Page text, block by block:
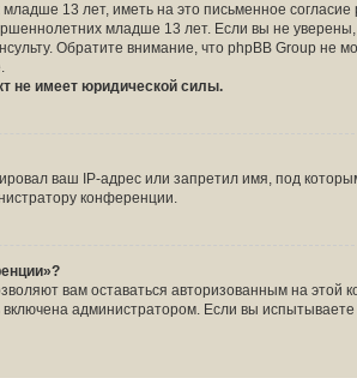
13 лет, иметь на это письменное
младше 13 лет. Если вы не
Обратите внимание, что phpBB Group не
не имеет юридической силы.
ваш IP-адрес или запретил имя, под
конференции.
вам оставаться авторизованным на этой
администратором. Если вы